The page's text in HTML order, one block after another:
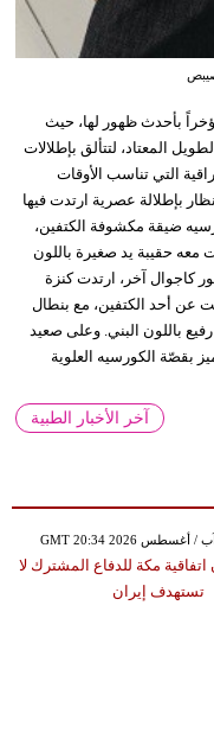
بأحدث ظهور لها، حيث
المعتاد، لتتألق بإطلالات
التي تناسب الأوقات
بإطلالة عصرية ارتدت فيها
ضيقة مكشوفة الكتفين،
حقيبة يد صغيرة باللون
كاجوال آخر، ارتدت كنزة
عن أحد الكتفين، مع بنطال
باللون البني. وعلى صعيد
بقصّة الكورسيه العلوية
آخر الأخبار الطبية
مكة للدفاع المشترك لا
تستهدف إيران